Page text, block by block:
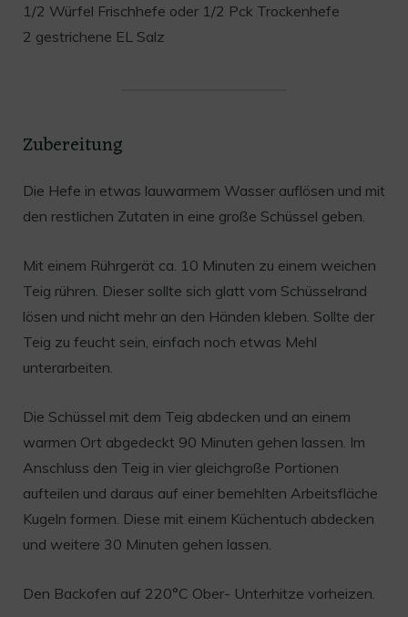
1/2 Würfel Frischhefe oder 1/2 Pck Trockenhefe
2 gestrichene EL Salz
Zubereitung
Die Hefe in etwas lauwarmem Wasser auflösen und mit
den restlichen Zutaten in eine große Schüssel geben.
Mit einem Rührgerät ca. 10 Minuten zu einem weichen
Teig rühren. Dieser sollte sich glatt vom Schüsselrand
lösen und nicht mehr an den Händen kleben. Sollte der
Teig zu feucht sein, einfach noch etwas Mehl
unterarbeiten.
Die Schüssel mit dem Teig abdecken und an einem
warmen Ort abgedeckt 90 Minuten gehen lassen. Im
Anschluss den Teig in vier gleichgroße Portionen
aufteilen und daraus auf einer bemehlten Arbeitsfläche
Kugeln formen. Diese mit einem Küchentuch abdecken
und weitere 30 Minuten gehen lassen.
Den Backofen auf 220°C Ober- Unterhitze vorheizen.